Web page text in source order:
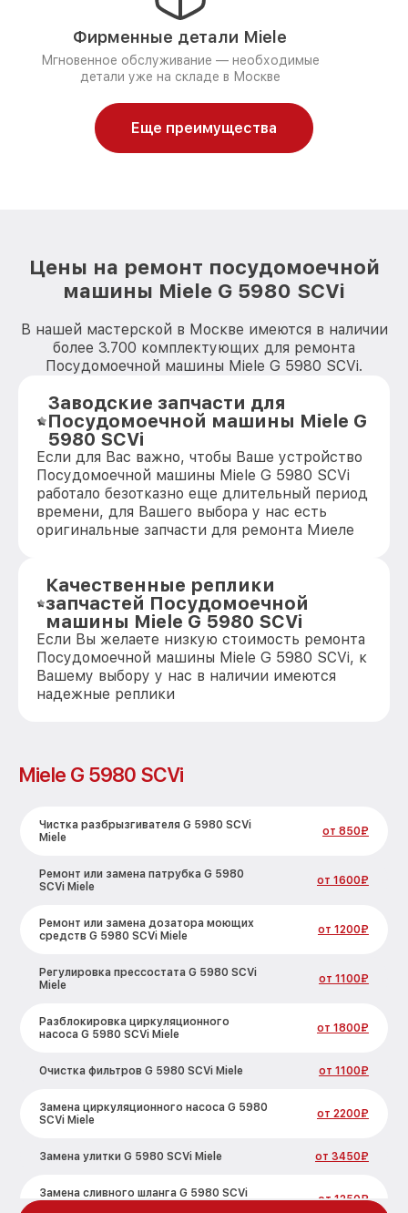
Фирменные детали Miele
Мгновенное обслуживание — необходимые
детали уже на складе в Москве
Еще преимущества
Цены на ремонт посудомоечной
машины Miele G 5980 SCVi
В нашей мастерской в Москве имеются в наличии
более 3.700 комплектующих для ремонта
Посудомоечной машины Miele G 5980 SCVi.
Заводские запчасти для
Посудомоечной машины Miele G
5980 SCVi
Если для Вас важно, чтобы Ваше устройство
Посудомоечной машины Miele G 5980 SCVi
работало безотказно еще длительный период
времени, для Вашего выбора у нас есть
оригинальные запчасти для ремонта Миеле
Качественные реплики
запчастей Посудомоечной
машины Miele G 5980 SCVi
Если Вы желаете низкую стоимость ремонта
Посудомоечной машины Miele G 5980 SCVi, к
Вашему выбору у нас в наличии имеются
надежные реплики
Miele G 5980 SCVi
Чистка разбрызгивателя G 5980 SCVi
Miele
от 850₽
Ремонт или замена патрубка G 5980
SCVi Miele
от 1600₽
Ремонт или замена дозатора моющих
средств G 5980 SCVi Miele
от 1200₽
Регулировка прессостата G 5980 SCVi
Miele
от 1100₽
Разблокировка циркуляционного
насоса G 5980 SCVi Miele
от 1800₽
Очистка фильтров G 5980 SCVi Miele от 1100₽
Замена циркуляционного насоса G 5980
SCVi Miele
от 2200₽
Замена улитки G 5980 SCVi Miele от 3450₽
Замена сливного шланга G 5980 SCVi
от 1250₽